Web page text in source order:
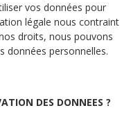
vos données pour
légale nous contraint
droits, nous pouvons
données personnelles.
DES DONNEES ?